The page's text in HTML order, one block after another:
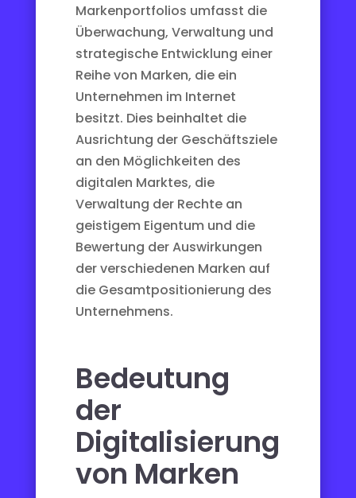
Markenportfolios umfasst die
Überwachung, Verwaltung und
strategische Entwicklung einer
Reihe von Marken, die ein
Unternehmen im Internet
besitzt. Dies beinhaltet die
Ausrichtung der Geschäftsziele
an den Möglichkeiten des
digitalen Marktes, die
Verwaltung der Rechte an
geistigem Eigentum und die
Bewertung der Auswirkungen
der verschiedenen Marken auf
die Gesamtpositionierung des
Unternehmens.
Bedeutung
der
Digitalisierung
von Marken